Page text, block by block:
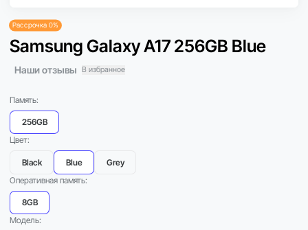
Samsung Galaxy A17 256GB Blue
Наши отзывы В избранное
Рассрочка 0%
Память:
256GB
Цвет:
Black Blue
Grey
Оперативная память:
8GB
Модель: